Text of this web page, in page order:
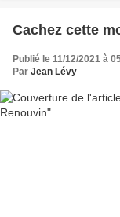
Cachez cette
Publié le 11/12/2021 à
Par Jean Lévy